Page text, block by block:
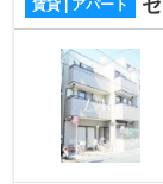
賃貸 | アパート